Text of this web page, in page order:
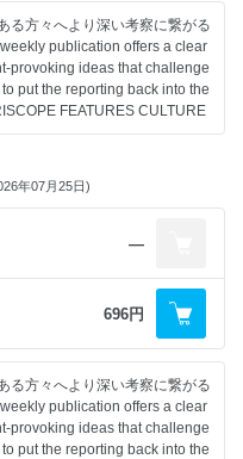
る方々へより深い考察に繋がる
publication offers a clear
provoking ideas that challenge
put the reporting back into the
FEATURES CULTURE
年07月25日)
―
696円
る方々へより深い考察に繋がる
publication offers a clear
provoking ideas that challenge
put the reporting back into the